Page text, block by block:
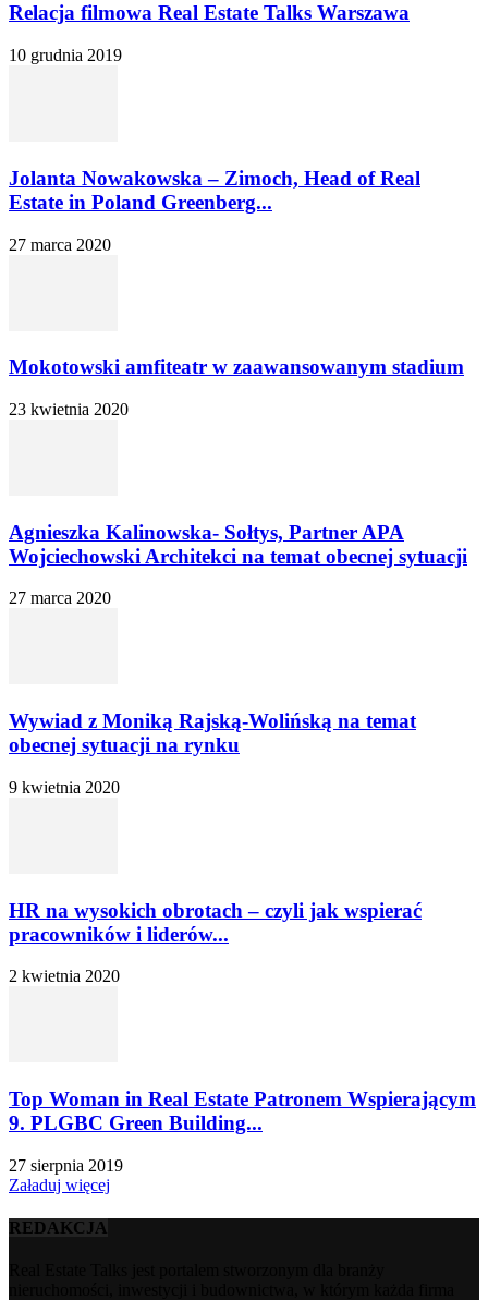
Relacja filmowa Real Estate Talks Warszawa
10 grudnia 2019
Jolanta Nowakowska – Zimoch, Head of Real
Estate in Poland Greenberg...
27 marca 2020
Mokotowski amfiteatr w zaawansowanym stadium
23 kwietnia 2020
Agnieszka Kalinowska- Sołtys, Partner APA
Wojciechowski Architekci na temat obecnej sytuacji
27 marca 2020
Wywiad z Moniką Rajską-Wolińską na temat
obecnej sytuacji na rynku
9 kwietnia 2020
HR na wysokich obrotach – czyli jak wspierać
pracowników i liderów...
2 kwietnia 2020
Top Woman in Real Estate Patronem Wspierającym
9. PLGBC Green Building...
27 sierpnia 2019
Załaduj więcej
REDAKCJA